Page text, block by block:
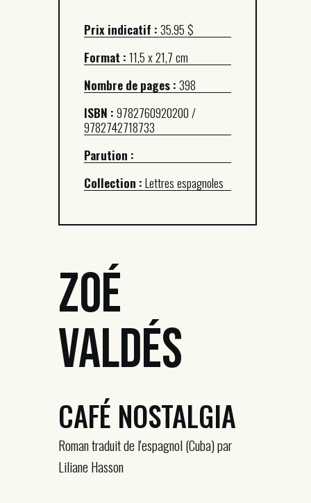
Prix indicatif :35.95 $
Format :11,5 x 21,7 cm
Nombre de pages :398
ISBN :9782760920200 /
9782742718733
Parution :
Collection :Lettres espagnoles
Zoé
Valdés
CAFÉ NOSTALGIA
Roman traduit de l'espagnol (Cuba) par
Liliane Hasson